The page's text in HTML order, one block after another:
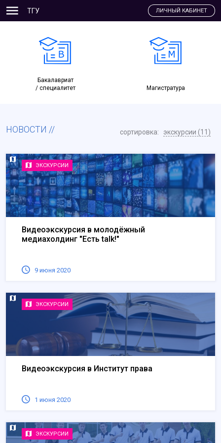
ТГУ ЛИЧНЫЙ КАБИНЕТ
Бакалавриат
/ специалитет
Магистратура
сортировка: экскурсии (11)
НОВОСТИ
ЭКСКУРСИИ
Видеоэкскурсия в молодёжный
медиахолдинг "Есть talk!"
9 июня 2020
ЭКСКУРСИИ
Видеоэкскурсия в Институт права
1 июня 2020
ЭКСКУРСИИ